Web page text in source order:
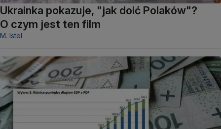
Ukrainka pokazuje, "jak doić Polaków"?
O czym jest ten film
M. Istel